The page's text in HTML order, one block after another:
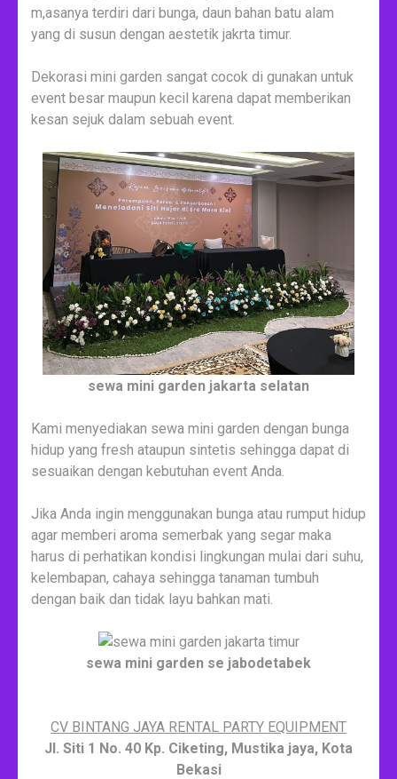
m,asanya terdiri dari bunga, daun bahan batu alam
yang di susun dengan aestetik jakrta timur.
Dekorasi mini garden sangat cocok di gunakan untuk
event besar maupun kecil karena dapat memberikan
kesan sejuk dalam sebuah event.
sewa mini garden jakarta selatan
Kami menyediakan sewa mini garden dengan bunga
hidup yang fresh ataupun sintetis sehingga dapat di
sesuaikan dengan kebutuhan event Anda.
Jika Anda ingin menggunakan bunga atau rumput hidup
agar memberi aroma semerbak yang segar maka
harus di perhatikan kondisi lingkungan mulai dari suhu,
kelembapan, cahaya sehingga tanaman tumbuh
dengan baik dan tidak layu bahkan mati.
sewa mini garden se jabodetabek
CV BINTANG JAYA RENTAL PARTY EQUIPMENT
Jl. Siti 1 No. 40 Kp. Ciketing, Mustika jaya, Kota
Bekasi